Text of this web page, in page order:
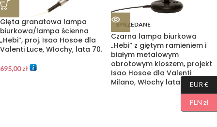
Gięta granatowa lampa
biurkowa/lampa ścienna
„Hebi”, proj. Isao Hosoe dla
Valenti Luce, Włochy, lata 70.
695,00zł
SPRZEDANE
Czarna lampa biurkowa
„Hebi” z giętym ramieniem i
białym metalowym
obrotowym kloszem, projekt
Isao Hosoe dla Valenti
Milano, Włochy lata 70.EUR €
PLN zł